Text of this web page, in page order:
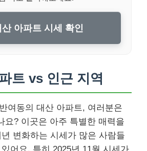
산 아파트 시세 확인
트 vs 인근 지역
여동의 대산 아파트, 여러분은
요? 이곳은 아주 특별한 매력을
변화하는 시세가 많은 사람들
어요. 특히 2025년 11월 시세가